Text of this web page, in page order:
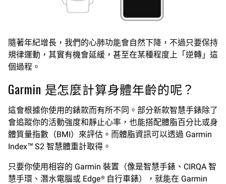
隨著年紀增長，我們的心肺功能會自然下降，不過只要保持
規律運動，其實有機會延緩，甚至在某種程度上「逆轉」這
個過程。
Garmin 是怎麼計算身體年齡的呢？
這會根據你使用的錶款而有所不同。部分新款智慧手錶除了
會追蹤你的活動強度和靜止心率，也能搭配體脂百分比或身
體質量指數（BMI）來評估。而體脂資訊可以透過 Garmin
Index™ S2 智慧體重計取得。
只要你使用相容的 Garmin 裝置（像是智慧手錶、CIRQA 智
慧手環、潛水電腦或 Edge® 自行車錶），就能在 Garmin